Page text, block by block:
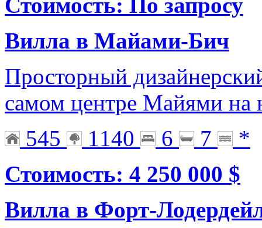
Вилла в Майами-Бич
Просторный
самом центре Майями на
545
1140 6 7
*
Стоимость: 4 250 000 $
Вилла в Форт-